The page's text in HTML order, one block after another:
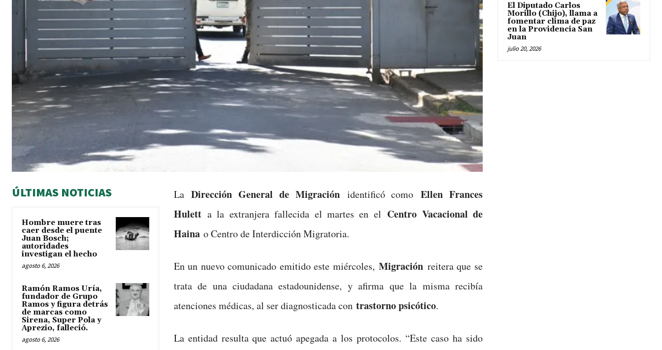
ÚLTIMAS NOTICIAS
Hombre muere tras
caer desde el puente
Juan Bosch;
autoridades
investigan el hecho
agosto 6, 2026
Ramón Ramos Uría,
fundador de Grupo
Ramos y figura detrás
de marcas como
Sirena, Super Pola y
Aprezio, falleció.
agosto 6, 2026
LaDirección General de Migraciónidentificó comoEllen Frances
Huletta la extranjera fallecida el martes en el Centro Vacacional de
Hainao Centro de Interdicción Migratoria.
En un nuevo comunicado emitido este miércoles,Migración reitera que se
trata de una ciudadana estadounidense, y afirma que la misma recibía
atenciones médicas, al ser diagnosticada con trastorno psicótico.
La entidad resulta que actuó apegada a los protocolos. “Este caso ha sido
El Diputado Carlos
Morillo (Chijo), llama a
fomentar clima de paz
en la Providencia San
Juan
julio 20, 2026